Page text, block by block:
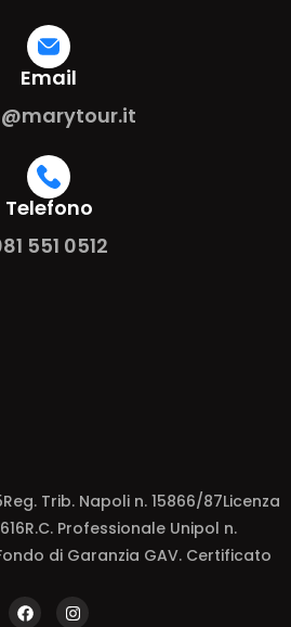
Email
Telefono
551 0512
Trib. Napoli n. 15866/87Licenza
Professionale Unipol n.
di Garanzia GAV. Certificato